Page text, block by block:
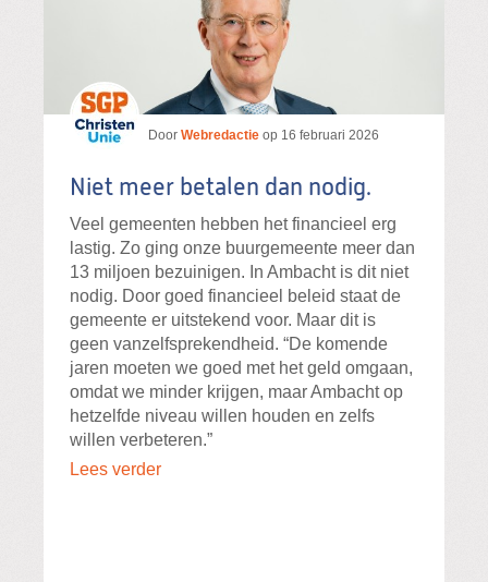
Door Webredactie op 16 februari 2026
Niet meer betalen dan nodig.
Veel gemeenten hebben het financieel erg
lastig. Zo ging onze buurgemeente meer dan
13 miljoen bezuinigen. In Ambacht is dit niet
nodig. Door goed financieel beleid staat de
gemeente er uitstekend voor. Maar dit is
geen vanzelfsprekendheid. “De komende
jaren moeten we goed met het geld omgaan,
omdat we minder krijgen, maar Ambacht op
hetzelfde niveau willen houden en zelfs
willen verbeteren.”
Lees verder